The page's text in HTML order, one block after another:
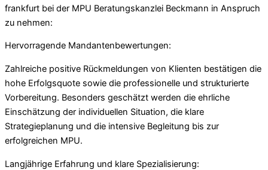
frankfurt bei der MPU Beratungskanzlei Beckmann in Anspruch
zu nehmen:
Hervorragende Mandantenbewertungen:
Zahlreiche positive Rückmeldungen von Klienten bestätigen die
hohe Erfolgsquote sowie die professionelle und strukturierte
Vorbereitung. Besonders geschätzt werden die ehrliche
Einschätzung der individuellen Situation, die klare
Strategieplanung und die intensive Begleitung bis zur
erfolgreichen MPU.
Langjährige Erfahrung und klare Spezialisierung: